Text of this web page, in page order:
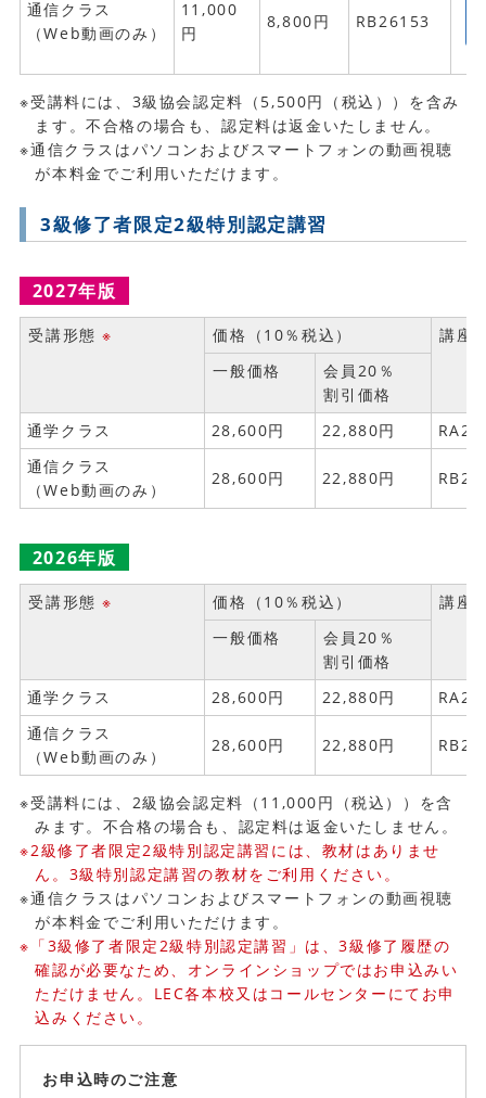
通信クラス
（Web動画のみ）
11,000
円
8,800円 RB26153
※受講料には、3級協会認定料（5,500円（税込））を含み
ます。不合格の場合も、認定料は返金いたしません。
※通信クラスはパソコンおよびスマートフォンの動画視聴
が本料金でご利用いただけます。
3級修了者限定2級特別認定講習
2027年版
受講形態※ 価格（10％税込）
講座
一般価格
会員20％
割引価格
通学クラス
28,600円 22,880円
通信クラス
（Web動画のみ）
28,600円 22,880円
2026年版
受講形態※ 価格（10％税込）
講座
一般価格
会員20％
割引価格
通学クラス
28,600円 22,880円
通信クラス
（Web動画のみ）
28,600円 22,880円
※受講料には、2級協会認定料（11,000円（税込））を含
みます。不合格の場合も、認定料は返金いたしません。
※2級修了者限定2級特別認定講習には、教材はありませ
ん。3級特別認定講習の教材をご利用ください。
※通信クラスはパソコンおよびスマートフォンの動画視聴
が本料金でご利用いただけます。
※「3級修了者限定2級特別認定講習」は、3級修了履歴の
確認が必要なため、オンラインショップではお申込みい
ただけません。LEC各本校又はコールセンターにてお申
込みください。
お申込時のご注意